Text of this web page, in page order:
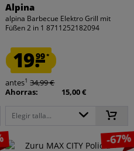
Alpina
alpina Barbecue Elektro Grill mit
Füßen 2 in 1 8711252182094
19.99*
antes1 34,99 €
Ahorras:
15,00 €
Elegir talla...
-67%